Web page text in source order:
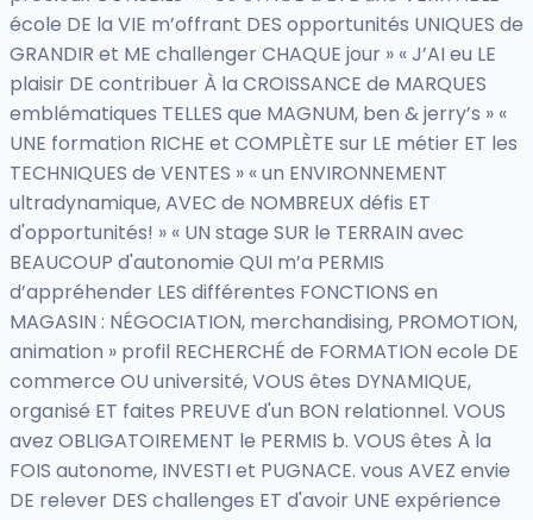
école DE la VIE m’offrant DES opportunités UNIQUES de
GRANDIR et ME challenger CHAQUE jour » « J’AI eu LE
plaisir DE contribuer À la CROISSANCE de MARQUES
emblématiques TELLES que MAGNUM, ben & jerry’s » «
UNE formation RICHE et COMPLÈTE sur LE métier ET les
TECHNIQUES de VENTES » « un ENVIRONNEMENT
ultradynamique, AVEC de NOMBREUX défis ET
d'opportunités! » « UN stage SUR le TERRAIN avec
BEAUCOUP d'autonomie QUI m’a PERMIS
d’appréhender LES différentes FONCTIONS en
MAGASIN : NÉGOCIATION, merchandising, PROMOTION,
animation » profil RECHERCHÉ de FORMATION ecole DE
commerce OU université, VOUS êtes DYNAMIQUE,
organisé ET faites PREUVE d'un BON relationnel. VOUS
avez OBLIGATOIREMENT le PERMIS b. VOUS êtes À la
FOIS autonome, INVESTI et PUGNACE. vous AVEZ envie
DE relever DES challenges ET d'avoir UNE expérience